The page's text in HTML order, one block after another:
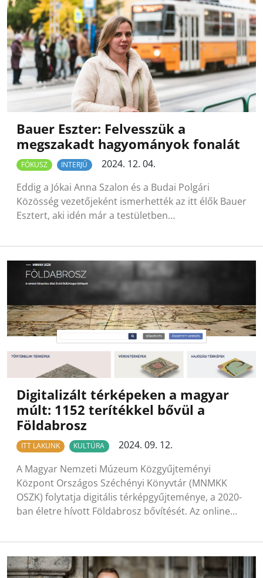
Bauer Eszter: Felvesszük a
megszakadt hagyományok fonalát
FÓKUSZ INTERJÚ
2024. 12. 04.
Eddig a Jókai Anna Szalon és a Budai Polgári
Közösség vezetőjeként ismerhették az itt élők Bauer
Esztert, aki idén már a testületben…
Digitalizált térképeken a magyar
múlt: 1152 terítékkel bővül a
Földabrosz
ITT LAKUNK KULTÚRA
2024. 09. 12.
A Magyar Nemzeti Múzeum Közgyűjteményi
Központ Országos Széchényi Könyvtár (MNMKK
OSZK) folytatja digitális térképgyűjteménye, a 2020-
ban életre hívott Földabrosz bővítését. Az online…